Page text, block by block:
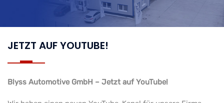
JETZT AUF YOUTUBE!
Blyss Automotive GmbH – Jetzt auf YouTube!